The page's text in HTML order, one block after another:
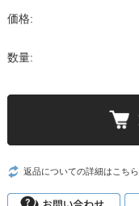
価格:
数量:
返品についての詳細はこちら